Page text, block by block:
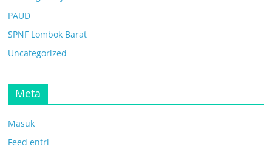
PAUD
SPNF Lombok Barat
Uncategorized
Meta
Masuk
Feed entri